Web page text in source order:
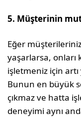
5. Müşterinin
Eğer
yaşarlarsa, onları
işletmeniz için
Bunun en büyük
çıkmaz ve hatta
deneyimi aynı